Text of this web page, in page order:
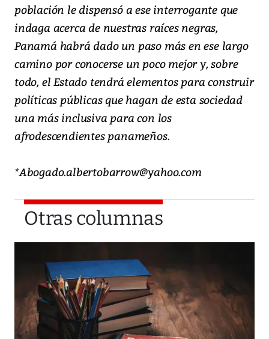
población le dispensó a ese interrogante que
indaga acerca de nuestras raíces negras,
Panamá habrá dado un paso más en ese largo
camino por conocerse un poco mejor y, sobre
todo, el Estado tendrá elementos para construir
políticas públicas que hagan de esta sociedad
una más inclusiva para con los
afrodescendientes panameños.
*Abogado.albertobarrow@yahoo.com
Otras columnas